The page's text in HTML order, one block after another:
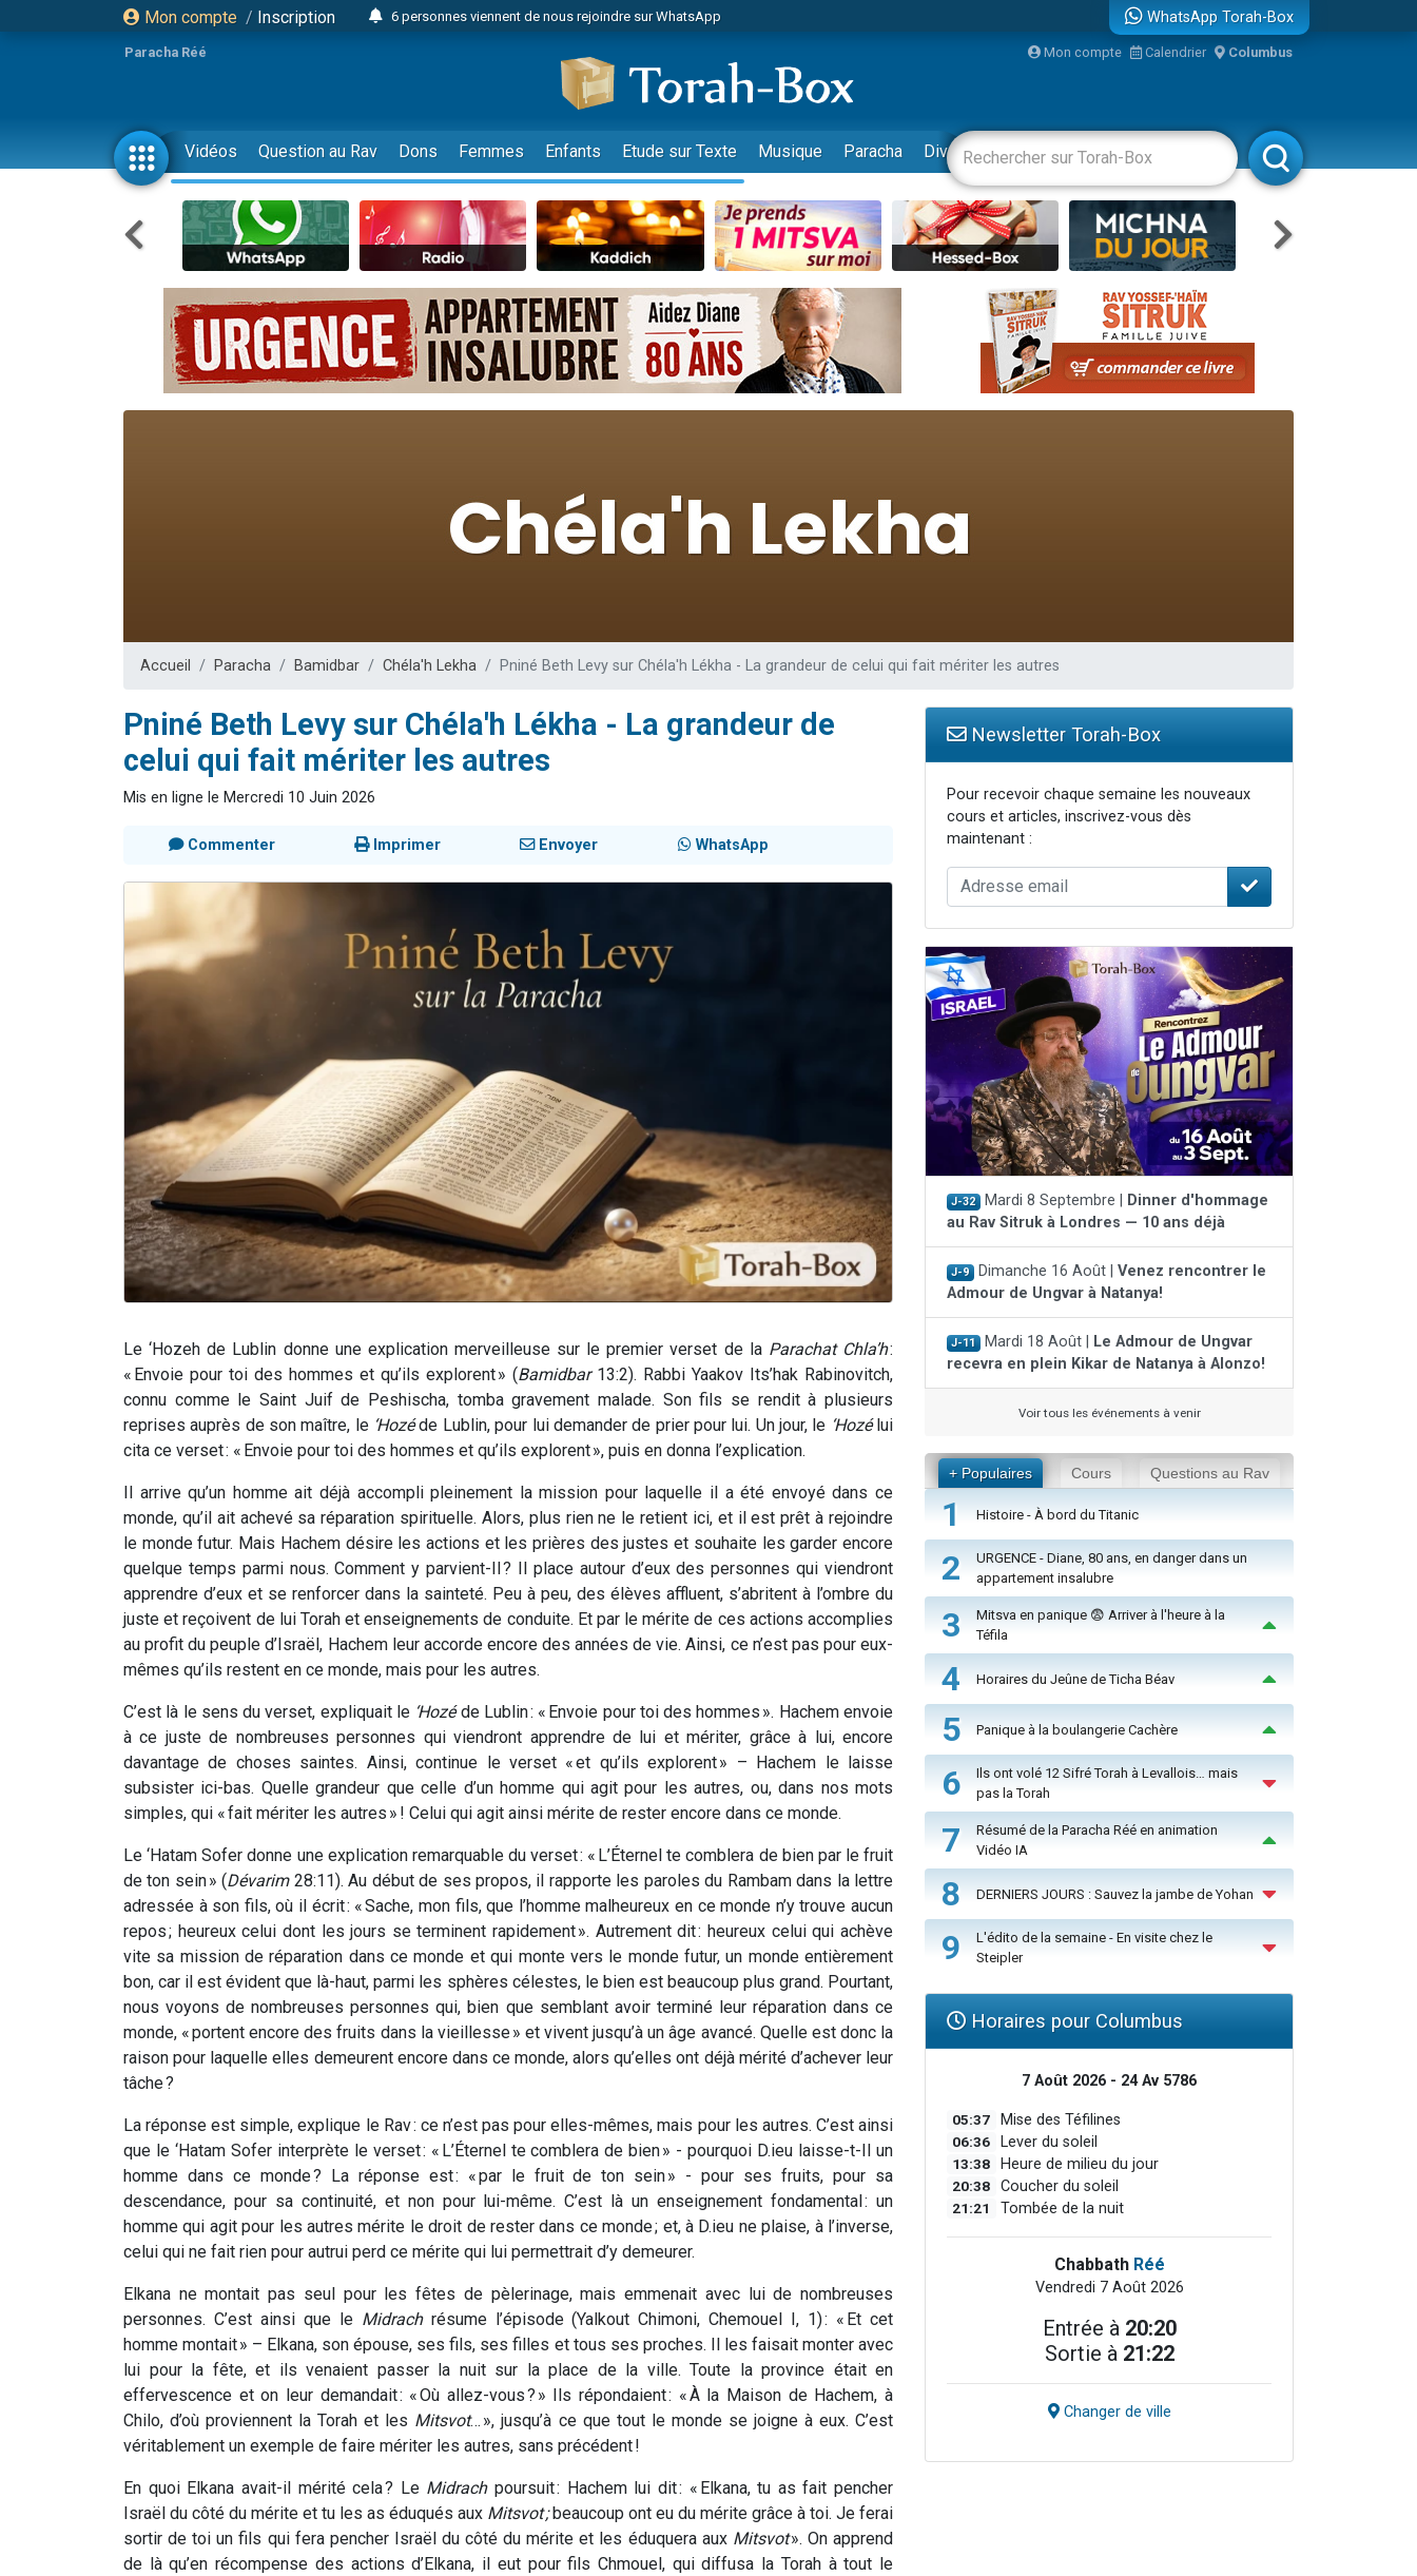
Mon compte / Inscription
6 personnes viennent de nous rejoindre sur WhatsApp
2 personnes viennent de faire un don pour 1 Journée de Vacances Pour les Enfants
17 personnes viennent de demander une bénédiction
4 personnes viennent de nous rejoindre sur WhatsApp
Il reste 49 places pour étudier en groupe sur Zoom
23 personnes viennent de faire un don pour Diane, 80 ans, dans un appartement insalubre
Eva vient de donner son Maasser
4 personnes viennent de nous rejoindre sur WhatsApp
3 personnes viennent de nous rejoindre sur WhatsApp
3 personnes viennent de faire un don pour 5 jours de vacances aux Orphelins
Odaya vient de donner son Maasser
13 personnes viennent de demander une bénédiction
Il reste 49 places pour étudier en groupe sur Zoom
12 nouvelles musiques dans Torah-Box Music
3 personnes viennent de nous rejoindre sur WhatsApp
WhatsApp Torah-Box
Paracha Réé Mon compte Calendrier Columbus
Vidéos Question au Rav Dons Femmes Enfants Etude sur Texte Musique Paracha Divertissements Livres Rabbanim
Accueil Paracha Bamidbar Chéla'h Lekha Pniné Beth Levy sur Chéla'h Lékha - La grandeur de celui qui fait mériter les autres
Pniné Beth Levy sur Chéla'h Lékha - La grandeur de
celui qui fait mériter les autres
Mis en ligne le Mercredi 10 Juin 2026
Commenter Imprimer Envoyer WhatsApp
Le ‘Hozeh de Lublin donne une explication merveilleuse sur le premier verset de la Parachat Chla’h:
« Envoie pour toi des hommes et qu’ils explorent » (Bamidbar13:2). Rabbi Yaakov Its’hak Rabinovitch,
connu comme le Saint Juif de Peshischa, tomba gravement malade. Son fils se rendit à plusieurs
reprises auprès de son maître, le ‘Hozéde Lublin, pour lui demander de prier pour lui. Un jour, le ‘Hozélui
cita ce verset : « Envoie pour toi des hommes et qu’ils explorent », puis en donna l’explication.
Il arrive qu’un homme ait déjà accompli pleinement la mission pour laquelle il a été envoyé dans ce
monde, qu’il ait achevé sa réparation spirituelle. Alors, plus rien ne le retient ici, et il est prêt à rejoindre
le monde futur. Mais Hachem désire les actions et les prières des justes et souhaite les garder encore
quelque temps parmi nous. Comment y parvient-Il ? Il place autour d’eux des personnes qui viendront
apprendre d’eux et se renforcer dans la sainteté. Peu à peu, des élèves affluent, s’abritent à l’ombre du
juste et reçoivent de lui Torah et enseignements de conduite. Et par le mérite de ces actions accomplies
au profit du peuple d’Israël, Hachem leur accorde encore des années de vie. Ainsi, ce n’est pas pour eux-
mêmes qu’ils restent en ce monde, mais pour les autres.
C’est là le sens du verset, expliquait le ‘Hozéde Lublin : « Envoie pour toi des hommes ». Hachem envoie
à ce juste de nombreuses personnes qui viendront apprendre de lui et mériter, grâce à lui, encore
davantage de choses saintes. Ainsi, continue le verset « et qu’ils explorent » – Hachem le laisse
subsister ici-bas. Quelle grandeur que celle d’un homme qui agit pour les autres, ou, dans nos mots
simples, qui « fait mériter les autres » ! Celui qui agit ainsi mérite de rester encore dans ce monde.
Le ‘Hatam Sofer donne une explication remarquable du verset : « L’Éternel te comblera de bien par le fruit
de ton sein » (Dévarim28:11). Au début de ses propos, il rapporte les paroles du Rambam dans la lettre
adressée à son fils, où il écrit : « Sache, mon fils, que l’homme malheureux en ce monde n’y trouve aucun
repos ; heureux celui dont les jours se terminent rapidement ». Autrement dit : heureux celui qui achève
vite sa mission de réparation dans ce monde et qui monte vers le monde futur, un monde entièrement
bon, car il est évident que là-haut, parmi les sphères célestes, le bien est beaucoup plus grand. Pourtant,
nous voyons de nombreuses personnes qui, bien que semblant avoir terminé leur réparation dans ce
monde, « portent encore des fruits dans la vieillesse » et vivent jusqu’à un âge avancé. Quelle est donc la
raison pour laquelle elles demeurent encore dans ce monde, alors qu’elles ont déjà mérité d’achever leur
tâche ?
La réponse est simple, explique le Rav : ce n’est pas pour elles-mêmes, mais pour les autres. C’est ainsi
que le ‘Hatam Sofer interprète le verset : « L’Éternel te comblera de bien » - pourquoi D.ieu laisse-t-Il un
homme dans ce monde ? La réponse est : « par le fruit de ton sein » - pour ses fruits, pour sa
descendance, pour sa continuité, et non pour lui-même. C’est là un enseignement fondamental : un
homme qui agit pour les autres mérite le droit de rester dans ce monde ; et, à D.ieu ne plaise, à l’inverse,
celui qui ne fait rien pour autrui perd ce mérite qui lui permettrait d’y demeurer.
Elkana ne montait pas seul pour les fêtes de pèlerinage, mais emmenait avec lui de nombreuses
personnes. C’est ainsi que le Midrachrésume l’épisode (Yalkout Chimoni, Chemouel I, 1) : « Et cet
homme montait » – Elkana, son épouse, ses fils, ses filles et tous ses proches. Il les faisait monter avec
lui pour la fête, et ils venaient passer la nuit sur la place de la ville. Toute la province était en
effervescence et on leur demandait : « Où allez-vous ? » Ils répondaient : « À la Maison de Hachem, à
Chilo, d’où proviennent la Torah et les Mitsvot… », jusqu’à ce que tout le monde se joigne à eux. C’est
véritablement un exemple de faire mériter les autres, sans précédent !
En quoi Elkana avait-il mérité cela ? Le Midrachpoursuit : Hachem lui dit : « Elkana, tu as fait pencher
Israël du côté du mérite et tu les as éduqués aux Mitsvot;beaucoup ont eu du mérite grâce à toi. Je ferai
sortir de toi un fils qui fera pencher Israël du côté du mérite et les éduquera aux Mitsvot». On apprend
de là qu’en récompense des actions d’Elkana, il eut pour fils Chmouel, qui diffusa la Torah à tout le
Newsletter Torah-Box
Pour recevoir chaque semaine les nouveaux
cours et articles, inscrivez-vous dès
maintenant :
J-32 Mardi 8 Septembre |
Dinner d'hommage
au Rav Sitruk à Londres — 10 ans déjà
J-9 Dimanche 16 Août | Venez rencontrer le
Admour de Ungvar à Natanya!
J-11 Mardi 18 Août |
Le Admour de Ungvar
recevra en plein Kikar de Natanya à Alonzo!
Voir tous les événements à venir
+ Populaires Cours Questions au Rav
1 Histoire - À bord du Titanic
2
URGENCE - Diane, 80 ans, en danger dans un
appartement insalubre
3
Mitsva en panique 😨 Arriver à l'heure à la
Téfila
4 Horaires du Jeûne de Ticha Béav
5 Panique à la boulangerie Cachère
6
Ils ont volé 12 Sifré Torah à Levallois… mais
pas la Torah
7
Résumé de la Paracha Réé en animation
Vidéo IA
8 DERNIERS JOURS : Sauvez la jambe de Yohan
9
L'édito de la semaine - En visite chez le
Steipler
Horaires pour Columbus
7 Août 2026 - 24 Av 5786
05:37 Mise des Téfilines
06:36 Lever du soleil
13:38 Heure de milieu du jour
20:38 Coucher du soleil
21:21 Tombée de la nuit
Chabbath Réé
Vendredi 7 Août 2026
Entrée à 20:20
Sortie à 21:22
Changer de ville